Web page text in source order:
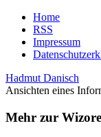
Home
RSS
Impressum
Hadmut Danisch
Ansichten eines
Mehr zur